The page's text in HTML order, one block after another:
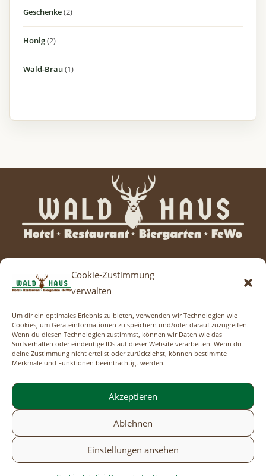
Cookie-Zustimmung
verwalten
Um dir ein optimales Erlebnis zu bieten, verwenden wir Technologien wie
Cookies, um Geräteinformationen zu speichern und/oder darauf zuzugreifen.
Wenn du diesen Technologien zustimmst, können wir Daten wie das
Surfverhalten oder eindeutige IDs auf dieser Website verarbeiten. Wenn du
deine Zustimmung nicht erteilst oder zurückziehst, können bestimmte
Merkmale und Funktionen beeinträchtigt werden.
Akzeptieren
Ablehnen
Einstellungen ansehen
Geschenke 2
Produkte
Honig 2
Produkte
Wald-Bräu 1
Produkt
Am Rheinsteig 1
56112 Lahnstein
Telefon: 02621 187000
E-Mail: info@waldhaus-lahnstein.de
Datenschutzerklärung
Cookie-Richtlinie (EU)
AGB´s